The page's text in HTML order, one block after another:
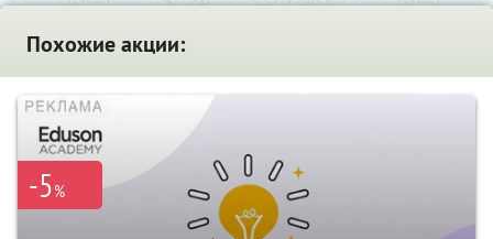
Похожие акции:
-5%